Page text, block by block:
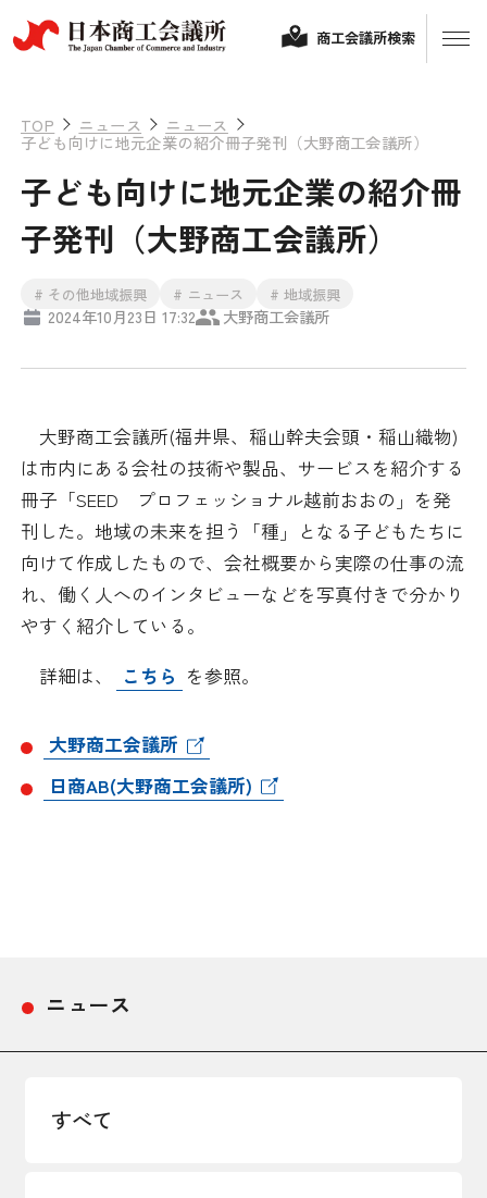
経営相談
保険・共済
検定試験
ビジネス交流
海外ビジネス・貿易証明
その他サービス
政策提言
調査・研究
日本商工会議所とは
組織概要
役員紹介
日商のあゆみ
委員会・専門委員会
商工会議所検索
TOP ニュース ニュース
子ども向けに地元企業の紹介冊子発刊（大野商工会議所）
子ども向けに地元企業の紹介冊
子発刊（大野商工会議所）
# その他地域振興 # ニュース # 地域振興
2024年10月23日 17:32 大野商工会議所
大野商工会議所(福井県、稲山幹夫会頭・稲山織物)
は市内にある会社の技術や製品、サービスを紹介する
冊子「SEED プロフェッショナル越前おおの」を発
刊した。地域の未来を担う「種」となる子どもたちに
向けて作成したもので、会社概要から実際の仕事の流
れ、働く人へのインタビューなどを写真付きで分かり
やすく紹介している。
詳細は、
こちら を参照。
大野商工会議所
日商AB(大野商工会議所)
ニュース
すべて